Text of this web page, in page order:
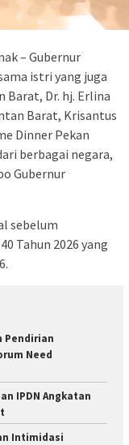
– Gubernur
istri yang juga
Barat, Dr. hj. Erlina
Barat, Krisantus
Dinner Pekan
berbagai negara,
Gubernur
sebelum
Tahun 2026 yang
Pendirian
Need
IPDN Angkatan
Intimidasi